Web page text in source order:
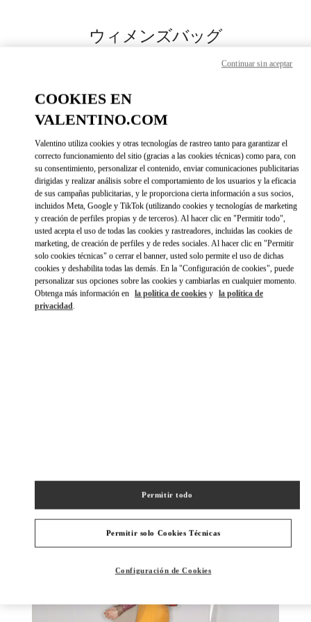
ウィメンズバッグ
今すぐ電話
もっと見る
DIRECCIONESLINK OPENS IN
COOKIES EN
VALENTINO.COM
Valentino utiliza cookies y otras tecnologías de rastreo tanto para garantizar el
correcto funcionamiento del sitio (gracias a las cookies técnicas) como para, con
su consentimiento, personalizar el contenido, enviar comunicaciones publicitarias
dirigidas y realizar análisis sobre el comportamiento de los usuarios y la eficacia
de sus campañas publicitarias, y le proporciona cierta información a sus socios,
incluidos Meta, Google y TikTok (utilizando cookies y tecnologías de marketing
y creación de perfiles propias y de terceros). Al hacer clic en "Permitir todo",
usted acepta el uso de todas las cookies y rastreadores, incluidas las cookies de
marketing, de creación de perfiles y de redes sociales. Al hacer clic en "Permitir
solo cookies técnicas" o cerrar el banner, usted solo permite el uso de dichas
cookies y deshabilita todas las demás. En la "Configuración de cookies", puede
personalizar sus opciones sobre las cookies y cambiarlas en cualquier momento.
Obtenga más información en la política de cookies y la política de
privacidad.
Permitir solo Cookies Técnicas
Permitir todo
Configuración de Cookies
Continuar sin aceptar